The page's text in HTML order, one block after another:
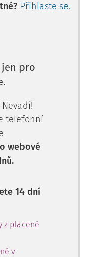
Přihlaste se.
pro
telefonní
webové
14 dní
z placené
v